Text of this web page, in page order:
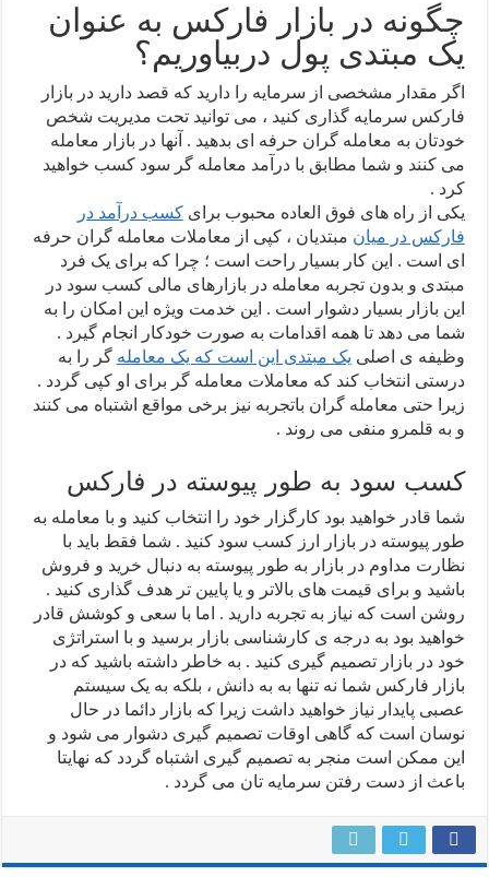
چگونه در بازار فارکس به عنوان
یک مبتدی پول دربیاوریم؟
اگر مقدار مشخصی از سرمایه را دارید که قصد دارید در بازار
فارکس سرمایه گذاری کنید ، می توانید تحت مدیریت شخص
خودتان به معامله گران حرفه ای بدهید . آنها در بازار معامله
می کنند و شما مطابق با درآمد معامله گر سود کسب خواهید
کرد .
یکی از راه های فوق العاده محبوب برایکسب درآمد در
فارکس در میان مبتدیان ، کپی از معاملات معامله گران حرفه
ای است . این کار بسیار راحت است ؛ چرا که برای یک فرد
مبتدی و بدون تجربه معامله در بازارهای مالی کسب سود در
این بازار بسیار دشوار است . این خدمت ویژه این امکان را به
شما می دهد تا همه اقدامات به صورت خودکار انجام گیرد .
وظیفه ی اصلی یک مبتدی این است که یک معامله گر را به
درستی انتخاب کند که معاملات معامله گر برای او کپی گردد .
زیرا حتی معامله گران باتجربه نیز برخی مواقع اشتباه می کنند
و به قلمرو منفی می روند .
کسب سود به طور پیوسته در فارکس
شما قادر خواهید بود کارگزار خود را انتخاب کنید و با معامله به
طور پیوسته در بازار ارز کسب سود کنید . شما فقط باید با
نظارت مداوم در بازار به طور پیوسته به دنبال خرید و فروش
باشید و برای قیمت های بالاتر و یا پایین تر هدف گذاری کنید .
روشن است که نیاز به تجربه دارید . اما با سعی و کوشش قادر
خواهید بود به درجه ی کارشناسی بازار برسید و با استراتژی
خود در بازار تصمیم گیری کنید . به خاطر داشته باشید که در
بازار فارکس شما نه تنها به به دانش ، بلکه به یک سیستم
عصبی پایدار نیاز خواهید داشت زیرا که بازار دائما در حال
نوسان است که گاهی اوقات تصمیم گیری دشوار می شود و
این ممکن است منجر به تصمیم گیری اشتباه گردد که نهایتا
باعث از دست رفتن سرمایه تان می گردد .